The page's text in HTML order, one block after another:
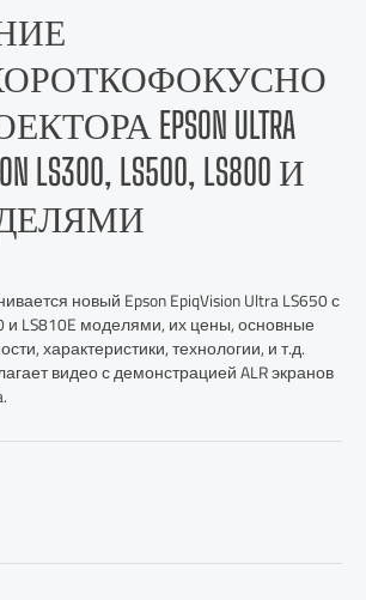
EPSON ULTRA
LS300, LS500, LS800 И
новый Epson EpiqVision Ultra LS650 с
и LS810E моделями, их цены, основные
характеристики, технологии, и т.д.
видео с демонстрацией ALR экранов